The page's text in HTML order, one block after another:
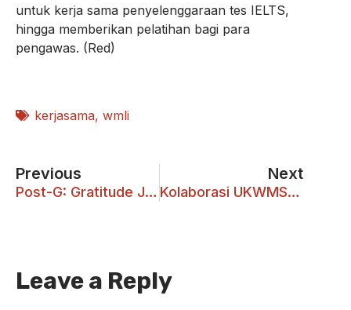
untuk kerja sama penyelenggaraan tes IELTS,
hingga memberikan pelatihan bagi para
pengawas. (Red)
kerjasama, wmli
Previous
Post-G: Gratitude Journal Berbasis Android
Next
Kolaborasi UKWMS dengan PT Pos Indonesia
Leave a Reply